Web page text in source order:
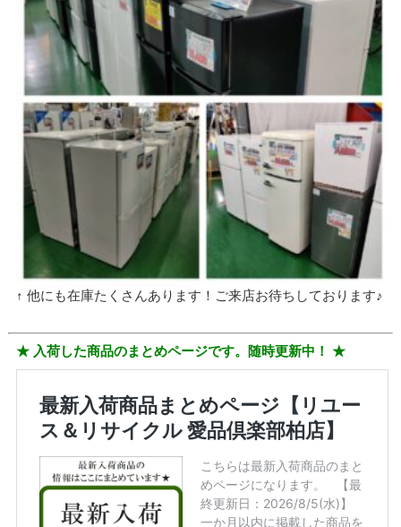
↑ 他にも在庫たくさんあります！ご来店お待ちしております♪
★ 入荷した商品のまとめページです。随時更新中！ ★